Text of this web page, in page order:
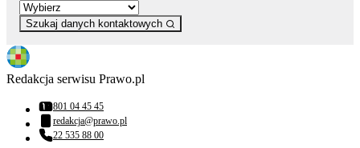
Szukaj danych kontaktowych
Redakcja serwisu Prawo.pl
Numer telefonu:
801 04 45 45
Adres email:
redakcja@prawo.pl
Numer telefonu:
22 535 88 00